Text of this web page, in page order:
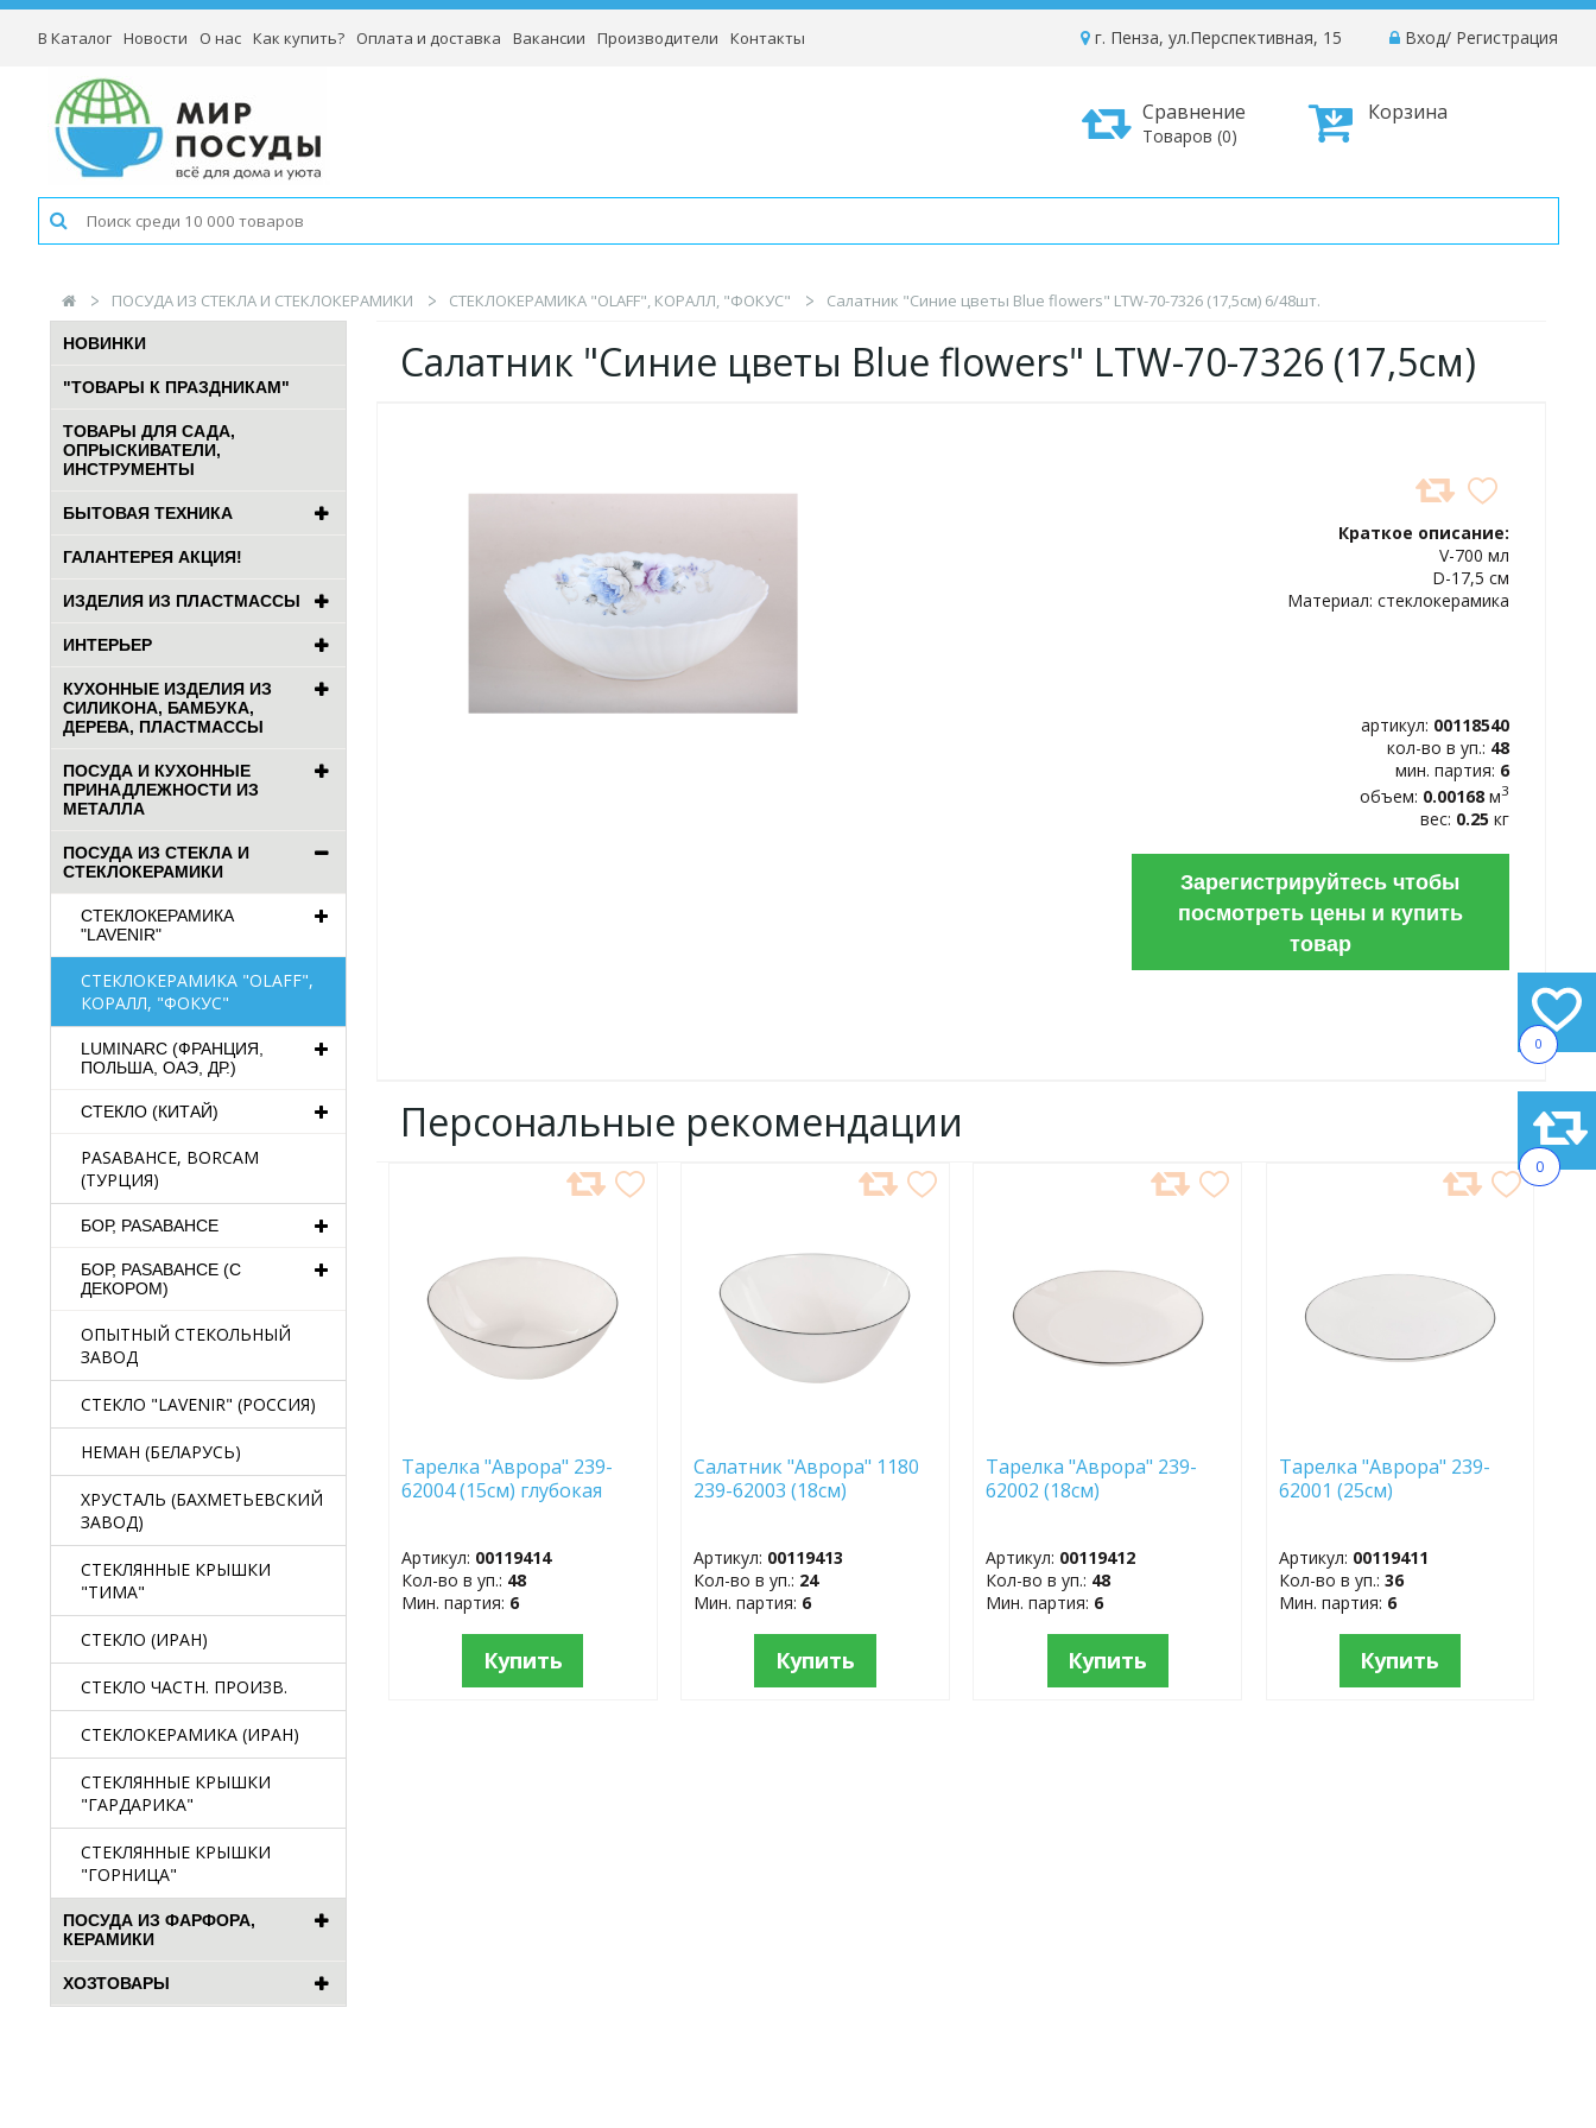
0
0
В Каталог Новости О нас Как купить? Оплата и доставка Вакансии Производители Контакты Вход/ Регистрация
г. Пенза, ул.Перспективная, 15
Корзина
Сравнение
Товаров (0)
ПОСУДА ИЗ СТЕКЛА И СТЕКЛОКЕРАМИКИ СТЕКЛОКЕРАМИКА "OLAFF", КОРАЛЛ, "ФОКУС" Салатник "Синие цветы Blue flowers" LTW-70-7326 (17,5см) 6/48шт.
НОВИНКИ
"ТОВАРЫ К ПРАЗДНИКАМ"
ТОВАРЫ ДЛЯ САДА,
ОПРЫСКИВАТЕЛИ,
ИНСТРУМЕНТЫ
БЫТОВАЯ ТЕХНИКА
ГАЛАНТЕРЕЯ АКЦИЯ!
ИЗДЕЛИЯ ИЗ ПЛАСТМАССЫ
ИНТЕРЬЕР
КУХОННЫЕ ИЗДЕЛИЯ ИЗ
СИЛИКОНА, БАМБУКА,
ДЕРЕВА, ПЛАСТМАССЫ
ПОСУДА И КУХОННЫЕ
ПРИНАДЛЕЖНОСТИ ИЗ
МЕТАЛЛА
ПОСУДА ИЗ СТЕКЛА И
СТЕКЛОКЕРАМИКИ
СТЕКЛОКЕРАМИКА
"LAVENIR"
СТЕКЛОКЕРАМИКА "OLAFF",
КОРАЛЛ, "ФОКУС"
LUMINARC (ФРАНЦИЯ,
ПОЛЬША, ОАЭ, ДР.)
СТЕКЛО (КИТАЙ)
PASABAHCE, BORCAM
(ТУРЦИЯ)
БОР, PASABAHCE
БОР, PASABAHCE (С
ДЕКОРОМ)
ОПЫТНЫЙ СТЕКОЛЬНЫЙ
ЗАВОД
СТЕКЛО "LAVENIR" (РОССИЯ)
НЕМАН (БЕЛАРУСЬ)
ХРУСТАЛЬ (БАХМЕТЬЕВСКИЙ
ЗАВОД)
СТЕКЛЯННЫЕ КРЫШКИ
"ТИМА"
СТЕКЛО (ИРАН)
СТЕКЛО ЧАСТН. ПРОИЗВ.
СТЕКЛОКЕРАМИКА (ИРАН)
СТЕКЛЯННЫЕ КРЫШКИ
"ГАРДАРИКА"
СТЕКЛЯННЫЕ КРЫШКИ
"ГОРНИЦА"
ПОСУДА ИЗ ФАРФОРА,
КЕРАМИКИ
ХОЗТОВАРЫ
Салатник "Синие цветы Blue flowers" LTW-70-7326 (17,5см)
Краткое описание:
V-700 мл
D-17,5 см
Материал: стеклокерамика
артикул: 00118540
кол-во в уп.: 48
мин. партия: 6
объем: 0.00168 м3
вес: 0.25 кг
Зарегистрируйтесь чтобы
посмотреть цены и купить
товар
Персональные рекомендации
Тарелка "Аврора" 239-
62004 (15см) глубокая
Артикул: 00119414
Кол-во в уп.: 48
Мин. партия: 6
Купить
Салатник "Аврора" 1180
239-62003 (18см)
Артикул: 00119413
Кол-во в уп.: 24
Мин. партия: 6
Купить
Тарелка "Аврора" 239-
62002 (18см)
Артикул: 00119412
Кол-во в уп.: 48
Мин. партия: 6
Купить
Тарелка "Аврора" 239-
62001 (25см)
Артикул: 00119411
Кол-во в уп.: 36
Мин. партия: 6
Купить